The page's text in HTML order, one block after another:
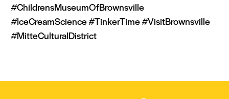
#ChildrensMuseumOfBrownsville
#IceCreamScience #TinkerTime #VisitBrownsville
#MitteCulturalDistrict